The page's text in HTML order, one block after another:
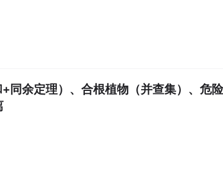
余定理）、合根植物（并查集）、危